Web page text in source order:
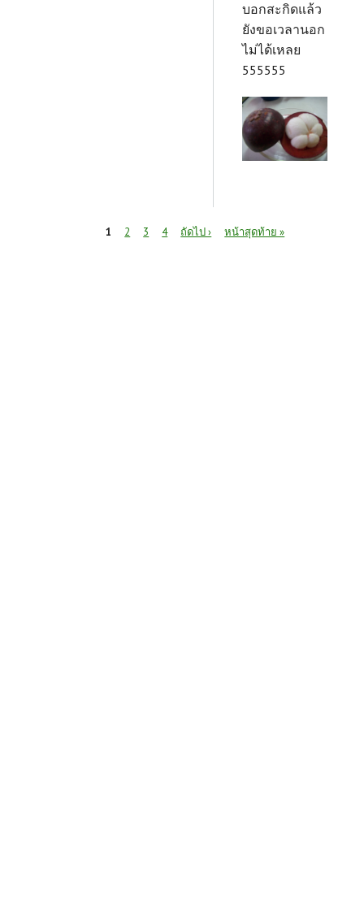
บอกสะกิดแล้ว
ยังขอเวลานอก
ไม่ได้เหลย
555555
1 2 3 4 ถัดไป › หน้าสุดท้าย »